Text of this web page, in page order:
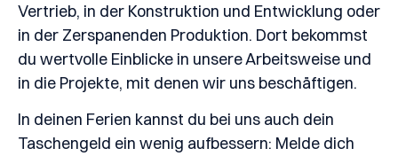
Vertrieb, in der Konstruktion und Entwicklung oder
in der Zerspanenden Produktion. Dort bekommst
du wertvolle Einblicke in unsere Arbeitsweise und
in die Projekte, mit denen wir uns beschäftigen.
In deinen Ferien kannst du bei uns auch dein
Taschengeld ein wenig aufbessern: Melde dich